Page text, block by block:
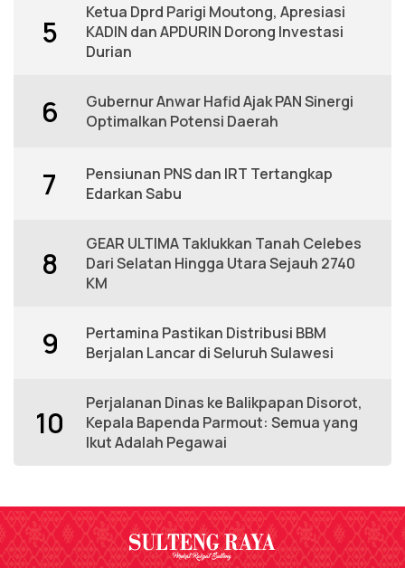
5
Ketua Dprd Parigi Moutong, Apresiasi
KADIN dan APDURIN Dorong Investasi
Durian
6
Gubernur Anwar Hafid Ajak PAN Sinergi
Optimalkan Potensi Daerah
7
Pensiunan PNS dan IRT Tertangkap
Edarkan Sabu
8
GEAR ULTIMA Taklukkan Tanah Celebes
Dari Selatan Hingga Utara Sejauh 2740
KM
9
Pertamina Pastikan Distribusi BBM
Berjalan Lancar di Seluruh Sulawesi
10
Perjalanan Dinas ke Balikpapan Disorot,
Kepala Bapenda Parmout: Semua yang
Ikut Adalah Pegawai